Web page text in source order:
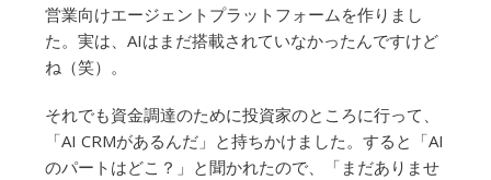
営業向けエージェントプラットフォームを作りまし
た。実は、AIはまだ搭載されていなかったんですけど
ね（笑）。
それでも資金調達のために投資家のところに行って、
「AI CRMがあるんだ」と持ちかけました。すると「AI
のパートはどこ？」と聞かれたので、「まだありませ